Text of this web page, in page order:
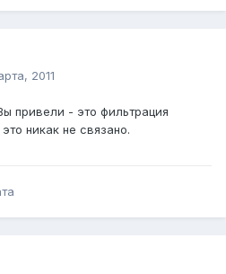
2011
привели - это фильтрация
никак не связано.